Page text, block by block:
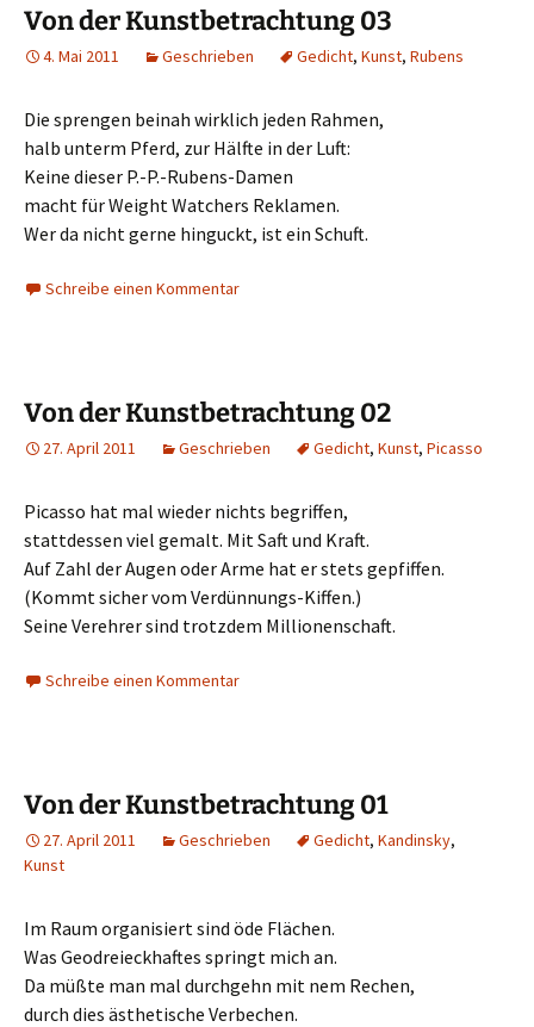
Von der Kunstbetrachtung 03
4. Mai 2011 Geschrieben Gedicht, Kunst, Rubens
Die sprengen beinah wirklich jeden Rahmen,
halb unterm Pferd, zur Hälfte in der Luft:
Keine dieser P.-P.-Rubens-Damen
macht für Weight Watchers Reklamen.
Wer da nicht gerne hinguckt, ist ein Schuft.
Schreibe einen Kommentar
Von der Kunstbetrachtung 02
27. April 2011 Geschrieben Gedicht, Kunst, Picasso
Picasso hat mal wieder nichts begriffen,
stattdessen viel gemalt. Mit Saft und Kraft.
Auf Zahl der Augen oder Arme hat er stets gepfiffen.
(Kommt sicher vom Verdünnungs-Kiffen.)
Seine Verehrer sind trotzdem Millionenschaft.
Schreibe einen Kommentar
Von der Kunstbetrachtung 01
27. April 2011 Geschrieben Gedicht, Kandinsky,
Kunst
Im Raum organisiert sind öde Flächen.
Was Geodreieckhaftes springt mich an.
Da müßte man mal durchgehn mit nem Rechen,
durch dies ästhetische Verbechen.